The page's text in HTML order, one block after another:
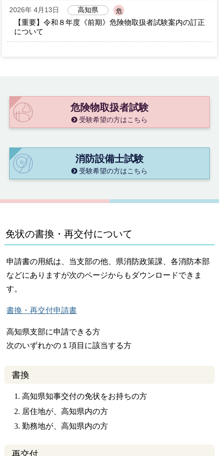
2026年 4月13日 高知県 危
【重要】令和８年度《前期》危険物取扱者試験案内の訂正
について
危険物取扱者試験
受験希望の方はこちら
消防設備士試験
受験希望の方はこちら
免状の書換・再交付について
申請書の用紙は、当支部の他、県消防政策課、各消防本部
などにありますが次のページからもダウンロードできま
す。
書換・再交付申請書
高知県支部に申請できる方
次のいずれかの１項目に該当する方
書換
高知県知事交付の免状をお持ちの方
居住地が、高知県内の方
勤務地が、高知県内の方